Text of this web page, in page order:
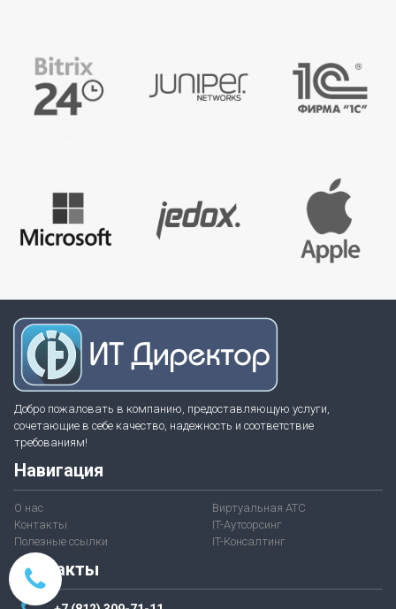
Добро пожаловать в компанию, предоставляющую услуги,
сочетающие в себе качество, надежность и соответствие
требованиям!
Навигация
О нас
Контакты
Полезные ссылки
Виртуальная АТС
IT-Аутсорсинг
IT-Консалтинг
Контакты